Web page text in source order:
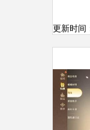
更新时间